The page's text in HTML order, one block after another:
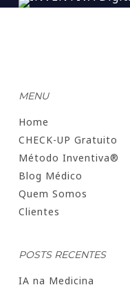
MENU
Home
CHECK-UP Gratuito
Método Inventiva®
Blog Médico
Quem Somos
Clientes
POSTS RECENTES
IA na Medicina